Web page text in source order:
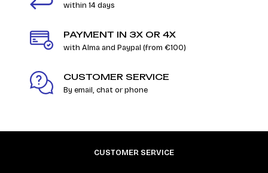
within 14 days
PAYMENT IN 3X OR 4X
with Alma and Paypal (from €100)
CUSTOMER SERVICE
By email, chat or phone
CUSTOMER SERVICE